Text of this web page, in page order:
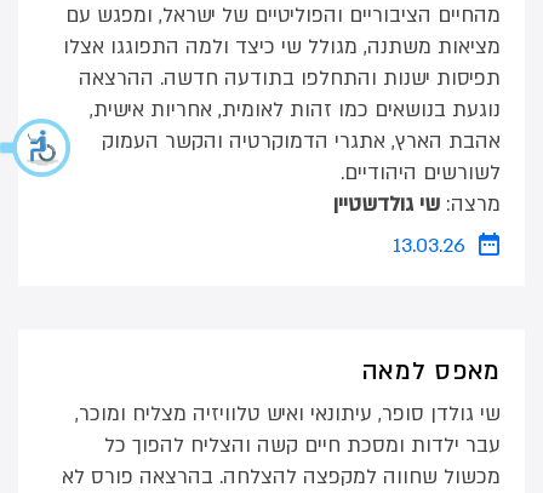
מהחיים הציבוריים והפוליטיים של ישראל, ומפגש עם
מציאות משתנה, מגולל שי כיצד ולמה התפוגגו אצלו
תפיסות ישנות והתחלפו בתודעה חדשה. ההרצאה
נוגעת בנושאים כמו זהות לאומית, אחריות אישית,
אהבת הארץ, אתגרי הדמוקרטיה והקשר העמוק
לשורשים היהודיים.
מרצה: שי גולדשטיין
13.03.26
מאפס למאה
שי גולדן סופר, עיתונאי ואיש טלוויזיה מצליח ומוכר,
עבר ילדות ומסכת חיים קשה והצליח להפוך כל
מכשול שחווה למקפצה להצלחה. בהרצאה פורס לא